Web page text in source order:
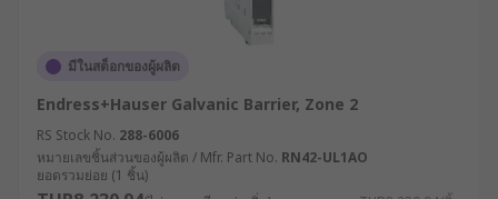
มีในสต็อกของผู้ผลิต
Endress+Hauser Galvanic Barrier, Zone 2
RS Stock No. 288-6006
หมายเลขชิ้นส่วนของผู้ผลิต / Mfr. Part No. RN42-UL1AO
ยอดรวมย่อย (1 ชิ้น)